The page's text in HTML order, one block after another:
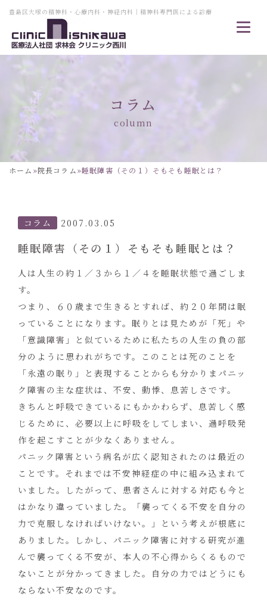
豊島区大塚の精神科・心療内科・神経内科｜精神科専門医による診療
コラム
column
ホーム »院長コラム»睡眠障害（その１）そもそも睡眠とは？
コラム 2007.03.05
睡眠障害（その１）そもそも睡眠とは？
人は人生の約１／３から１／４を睡眠状態で過ごしま
す。
つまり、６０歳まで生きるとすれば、約２０年間は眠
っていることになります。眠りとは見ためが「死」や
「意識障害」と似ているために私たちの人生の負の部
分のように思われがちです。このことは死のことを
「永遠の眠り」と表現することからも分かりまパニッ
ク障害の主な症状は、不安、動悸、息苦しさです。
きちんと呼吸できているにもかかわらず、息苦しく感
じるために、必要以上に呼吸をしてしまい、過呼吸発
作を起こすことが少なくありません。
パニック障害という病名が広く認知されたのは最近の
ことです。それまでは不安神経症の中に組み込まれて
いました。したがって、患者さんに対する対応も今と
はかなり違っていました。「襲ってくる不安を自分の
力で克服しなければいけない。」という考えが根底に
ありました。しかし、パニック障害に対する研究が進
んで襲ってくる不安が、本人の不心得からくるもので
ないことが分かってきました。自分の力ではどうにも
ならない不安なのです。